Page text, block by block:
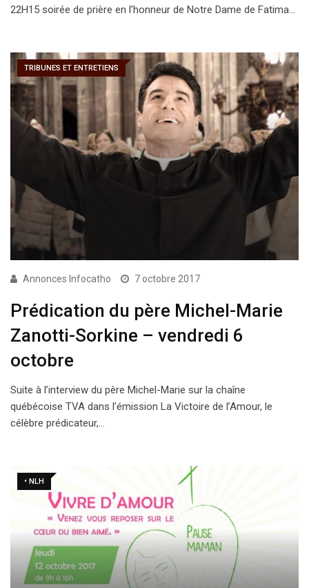
22H15 soirée de prière en l’honneur de Notre Dame de Fatima…
TRIBUNES ET ENTRETIENS
Annonces Infocatho 7 octobre 2017
Prédication du père Michel-Marie
Zanotti-Sorkine – vendredi 6
octobre
Suite à l’interview du père Michel-Marie sur la chaîne
québécoise TVA dans l’émission La Victoire de l’Amour, le
célèbre prédicateur,…
• NLH